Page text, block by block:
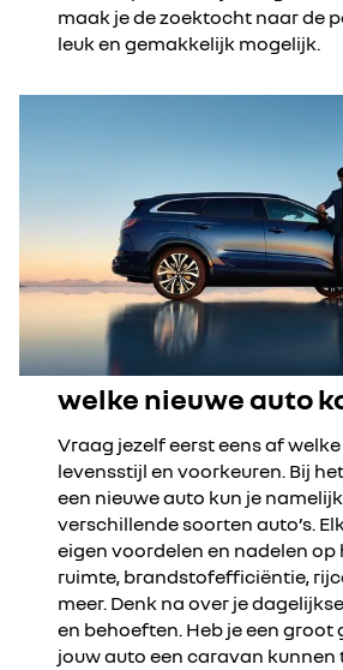
maak je de zoektocht naar de
leuk en gemakkelijk mogelijk.
welke nieuwe auto
Vraag jezelf eerst eens af
levensstijl en voorkeuren. Bij
een nieuwe auto kun je
verschillende soorten auto’s.
eigen voordelen en nadelen op
ruimte, brandstofefficiëntie,
meer. Denk na over je
en behoeften. Heb je een groot
jouw auto een caravan kunnen